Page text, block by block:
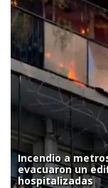
Incendio a
evacuaron un
hospitalizadas